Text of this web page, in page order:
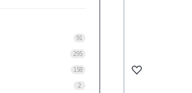
91
295
158
2